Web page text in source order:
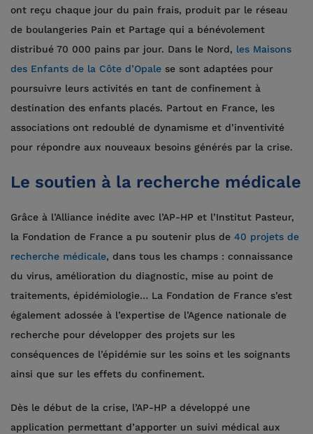
ont reçu chaque jour du pain frais, produit par le réseau
de boulangeries Pain et Partage qui a bénévolement
distribué 70 000 pains par jour. Dans le Nord, les Maisons
des Enfants de la Côte d’Opale se sont adaptées pour
poursuivre leurs activités en tant de confinement à
destination des enfants placés. Partout en France, les
associations ont redoublé de dynamisme et d’inventivité
pour répondre aux nouveaux besoins générés par la crise.
Le soutien à la recherche médicale
Grâce à l’Alliance inédite avec l’AP-HP et l’Institut Pasteur,
la Fondation de France a pu soutenir plus de 40 projets de
recherche médicale, dans tous les champs : connaissance
du virus, amélioration du diagnostic, mise au point de
traitements, épidémiologie… La Fondation de France s’est
également adossée à l’expertise de l’Agence nationale de
recherche pour développer des projets sur les
conséquences de l’épidémie sur les soins et les soignants
ainsi que sur les effets du confinement.
Dès le début de la crise, l’AP-HP a développé une
application permettant d’apporter un suivi médical aux